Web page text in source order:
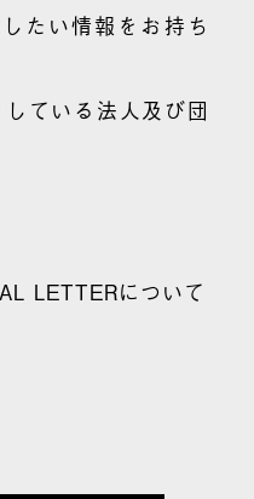
たい情報をお持ち
ている法人及び団
LETTERについて